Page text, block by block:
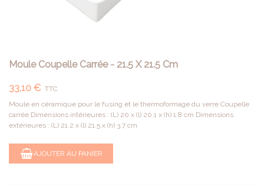
Moule Coupelle Carrée - 21.5 X 21.5 Cm
33,10 € TTC
Moule en céramique pour le fusing et le thermoformage du verre Coupelle
carrée Dimensions intérieures : (L) 20 x (l) 20.1 x (h) 1.8 cm Dimensions
extérieures : (L) 21.2 x (l) 21.5 x (h) 3.7 cm
AJOUTER AU PANIER